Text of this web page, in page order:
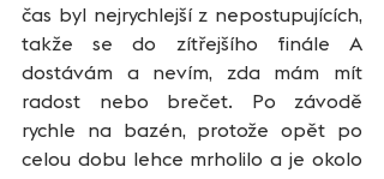
čas byl nejrychlejší z nepostupujících,
takže se do zítřejšího finále A
dostávám a nevím, zda mám mít
radost nebo brečet. Po závodě
rychle na bazén, protože opět po
celou dobu lehce mrholilo a je okolo